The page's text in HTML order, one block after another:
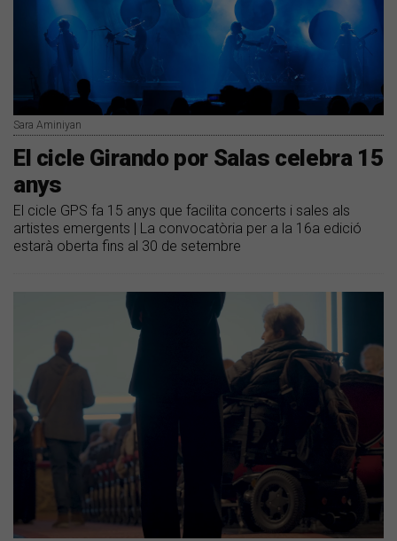
Sara Aminiyan
El cicle Girando por Salas celebra 15
anys
El cicle GPS fa 15 anys que facilita concerts i sales als
artistes emergents | La convocatòria per a la 16a edició
estarà oberta fins al 30 de setembre